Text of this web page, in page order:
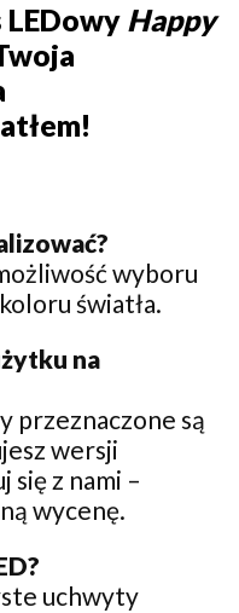
LEDowy Happy
wyboru
światła.
na
przeznaczone są
wersji
z nami –
wycenę.
uchwyty